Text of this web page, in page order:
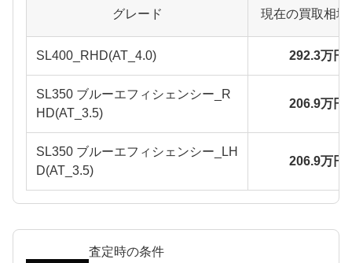
グレード 現在の買取相
SL400_RHD(AT_4.0) 292.3万円
SL350 ブルーエフィシェンシー_R
HD(AT_3.5)
206.9万円
SL350 ブルーエフィシェンシー_LH
D(AT_3.5)
206.9万円
査定時の条件